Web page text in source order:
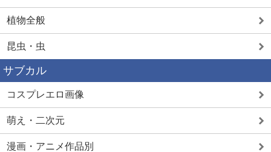
植物全般
昆虫・虫
サブカル
コスプレエロ画像
萌え・二次元
漫画・アニメ作品別